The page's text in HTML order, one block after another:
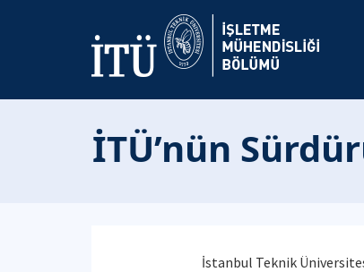
İTÜ’nün
İstanbul Teknik